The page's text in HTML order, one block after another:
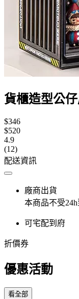
貨櫃造型公
$346
$520
4.9
(12)
配送資訊
廠商出貨
本商品不受24h
可宅配到府
折價券
優惠活動
看全部